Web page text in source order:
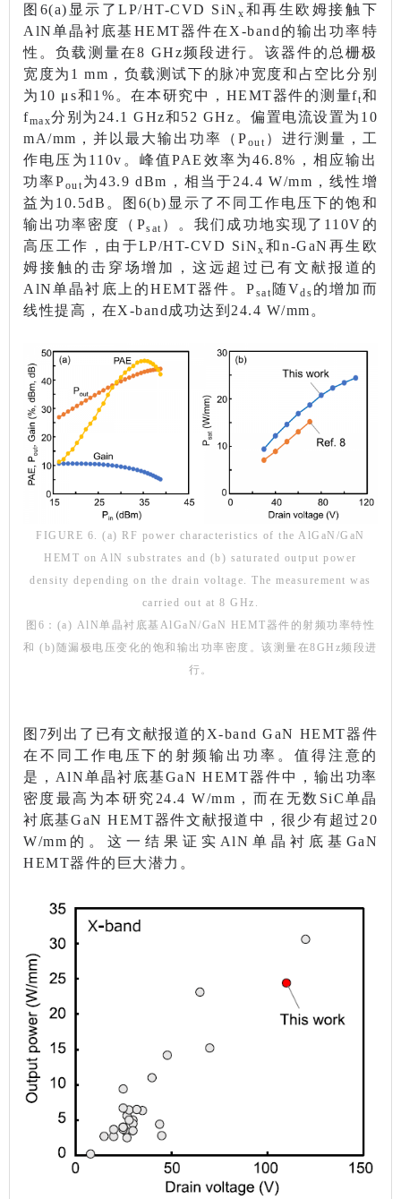
图6(a)显示了LP/HT-CVD SiN x 和再生欧姆接触下
AlN单晶衬底基HEMT器件在X-band的输出功率特
性。负载测量在8 GHz频段进行。该器件的总栅极
宽度为1 mm，负载测试下的脉冲宽度和占空比分别
为10 μs和1%。在本研究中，HEMT器件的测量ft和
fmax分别为24.1 GHz和52 GHz。偏置电流设置为10
mA/mm，并以最大输出功率（Pout ）进行测量，工
作电压为110v。峰值PAE效率为46.8%，相应输出
功率Pout为43.9 dBm，相当于24.4 W/mm，线性增
益为10.5dB。图6(b)显示了不同工作电压下的饱和
输出功率密度（Psat ）。我们成功地实现了110V的
高压工作，由于LP/HT-CVD SiNx 和n-GaN再生欧
姆接触的击穿场增加，这远超过已有文献报道的
AlN单晶衬底上的HEMT器件。Psat 随Vds 的增加而
线性提高，在X-band成功达到24.4 W/mm。
FIGURE 6. (a) RF power characteristics of the AlGaN/GaN
HEMT on AlN substrates and (b) saturated output power
density depending on the drain voltage. The measurement was
carried out at 8 GHz.
图6：(a) AlN单晶衬底基AlGaN/GaN HEMT器件的射频功率特性
和 (b)随漏极电压变化的饱和输出功率密度。该测量在8GHz频段进
行。
图7列出了已有文献报道的X-band GaN HEMT器件
在不同工作电压下的射频输出功率。值得注意的
是，AlN单晶衬底基GaN HEMT器件中，输出功率
密度最高为本研究24.4 W/mm，而在无数SiC单晶
衬底基GaN HEMT器件文献报道中，很少有超过20
W/mm的。这一结果证实AlN单晶衬底基GaN
HEMT器件的巨大潜力。